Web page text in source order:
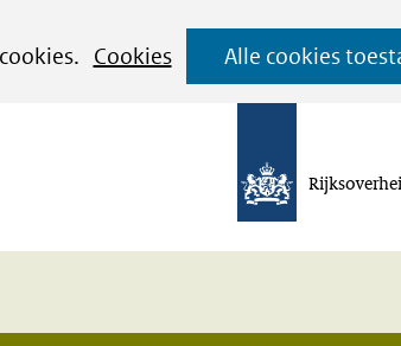
Cookies
Alle cookies
Ga
naar
de